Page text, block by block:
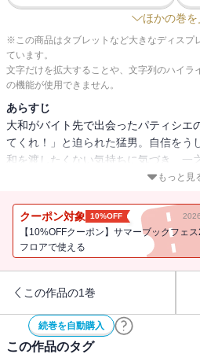
ほかの巻を
※この商品はタブレットなど大きなディスプ
ています。
文字だけを拡大することや、文字列のハイラ
の機能が使用できません。
あらすじ
大和がバイト先で出会ったパティシエ
てくれ！」と迫られた猛男。自信をう
和を渡したくない気持ちに気づき、一
く。いよいよパティシエ・コンクール
もっと見
クーポン対象 10%OFF
【10%OFFクーポン】サマーブックフェ
フロアで使える
この作品の1巻
続巻を自動購入
この作品のタグ